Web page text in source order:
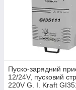
Пуско-зарядний
12/24V, пусковий
220V G. I. Kraft